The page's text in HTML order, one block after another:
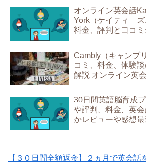
オンライン英会話
York（ケイティー
料金、評判と口コ
Cambly（キャンブ
コミ、料金、体験
解説 オンライン英
30日間英語脳育成
や評判、料金、英
かレビューや感想
【３０日間全額返金】２ヵ月で英会話